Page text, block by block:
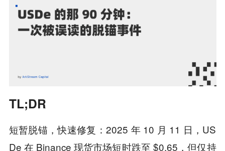
TL;DR
短暂脱锚，快速修复：2025 年 10 月 11 日，US
De 在 Binance 现货市场短时跌至 $0.65，但仅持